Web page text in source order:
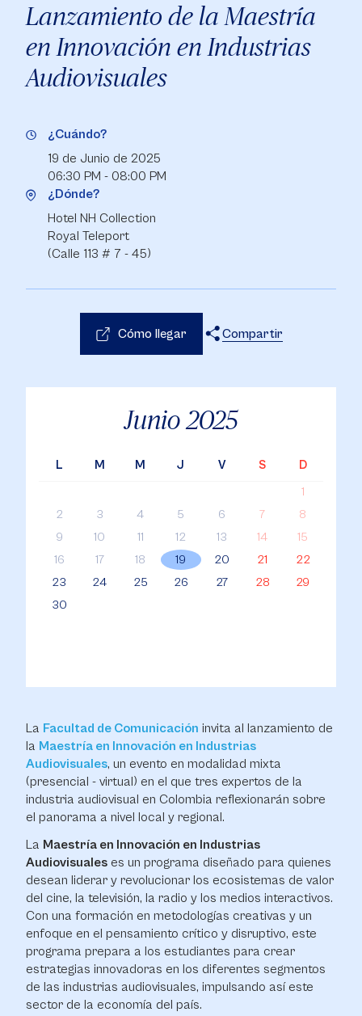
La Facultad de Comunicación invita al lanzamiento de
la Maestría en Innovación en Industrias
Audiovisuales, un evento en modalidad mixta
(presencial - virtual) en el que tres expertos de la
industria audiovisual en Colombia reflexionarán sobre
el panorama a nivel local y regional.
La Maestría en Innovación en Industrias
Audiovisuales es un programa diseñado para quienes
desean liderar y revolucionar los ecosistemas de valor
del cine, la televisión, la radio y los medios interactivos.
Con una formación en metodologías creativas y un
enfoque en el pensamiento crítico y disruptivo, este
programa prepara a los estudiantes para crear
estrategias innovadoras en los diferentes segmentos
de las industrias audiovisuales, impulsando así este
sector de la economía del país.
Lanzamiento de la Maestría
en Innovación en Industrias
Audiovisuales
Junio 2025
L M M J V S
D
1
2
3 4 5 6 7
8
9
10 11 12 13 14
15
16
17 18 19 20 21
22
23
24 25 26 27 28
29
30
¿Cuándo?
19 de Junio de 2025
06:30 PM - 08:00 PM
¿Dónde?
Hotel NH Collection
Royal Teleport
(Calle 113 # 7 - 45)
Cómo llegar
Compartir